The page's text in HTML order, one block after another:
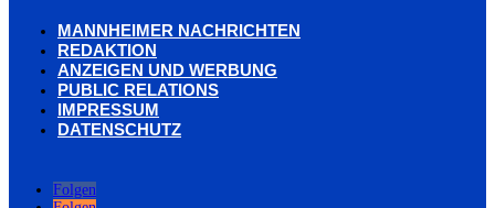
MANNHEIMER NACHRICHTEN
REDAKTION
ANZEIGEN UND WERBUNG
PUBLIC RELATIONS
IMPRESSUM
DATENSCHUTZ
Folgen